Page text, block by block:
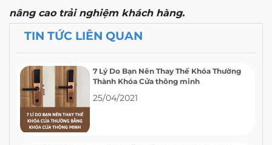
nâng cao trải nghiệm khách hàng.
TIN TỨC LIÊN QUAN
7 Lý Do Bạn Nên Thay Thế Khóa Thường
Thành Khóa Cửa thông minh
25/04/2021